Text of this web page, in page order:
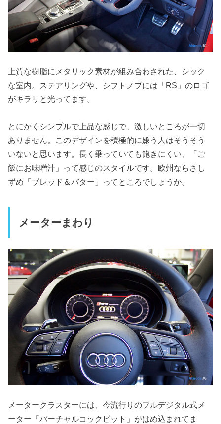
上質な樹脂にメタリック素材が組み合わされた、シック
な室内。ステアリングや、シフトノブには「RS」のロゴ
がキラリと光ってます。
とにかくシンプルで上品な感じで、激しいところが一切
ありません。このデザインを積極的に嫌う人はそうそう
いないと思います。長く乗っていても飽きにくい、「ご
飯にお味噌汁」って感じのスタイルです。欧州ならさし
ずめ「ブレッド＆バター」ってところでしょうか。
メーターまわり
メータークラスターには、今流行りのフルデジタル式メ
ーター「バーチャルコックピット」がはめ込まれてま